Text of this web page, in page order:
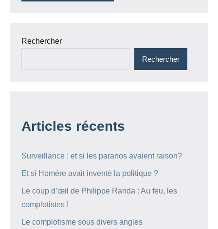
Rechercher
Rechercher
Articles récents
Surveillance : et si les paranos avaient raison?
Et si Homère avait inventé la politique ?
Le coup d’œil de Philippe Randa : Au feu, les
complotistes !
Le complotisme sous divers angles